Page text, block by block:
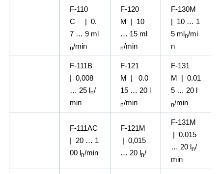
F-110
C | 0.
7 … 9 ml
n/min
F-120
M | 10
… 15 ml
n/min
F-130M
| 10 … 1
5 mln/mi
n
F-111B
| 0,008
… 25 ln/
min
F-121
M | 0.0
15 … 20 l
n/min
F-131
M | 0.01
5 … 20 l
n/min
F-111AC
| 20 … 1
00 ln/min
F-121M
| 0,015
… 20 ln/
F-131M
| 0.015
… 20 ln/
min